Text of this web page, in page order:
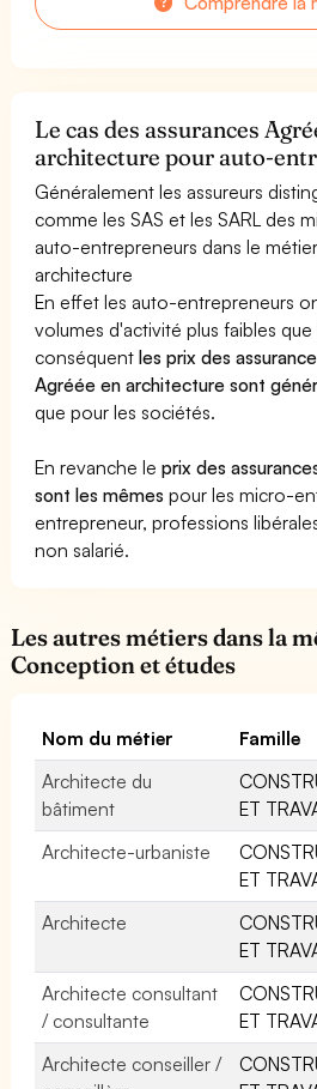
Le cas des assurances
architecture pour auto-
Généralement les assureurs
comme les SAS et les SARL des
auto-entrepreneurs dans le
architecture
En effet les auto-entrepreneurs
volumes d'activité plus faibles
conséquentles prix des
Agréée en architecture sont
que pour les sociétés.
En revanche leprix des
sont les mêmes pour les micro-
entrepreneur, professions
non salarié.
Les autres métiers dans la
Conception et études
Nom du métier
Famille
Architecte du
bâtiment
ET
Architecte-urbaniste
ET
Architecte
ET
Architecte consultant
/ consultante
ET
Architecte conseiller /